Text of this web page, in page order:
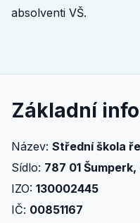
absolventi VŠ.
Základní
Název: Střední škola
Sídlo: 787 01
IZO: 130002445
IČ: 00851167